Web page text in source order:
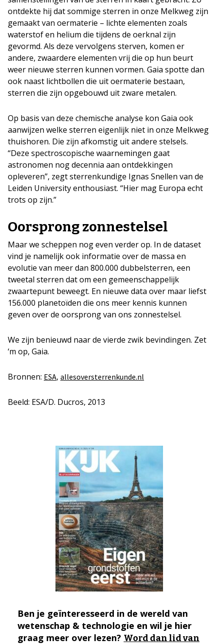
ontdekte hij dat sommige sterren in onze Melkweg zijn
gemaakt van oermaterie – lichte elementen zoals
waterstof en helium die tijdens de oerknal zijn
gevormd. Als deze vervolgens sterven, komen er
andere, zwaardere elementen vrij die op hun beurt
weer nieuwe sterren kunnen vormen. Gaia spotte dan
ook naast lichtbollen die uit oermaterie bestaan,
sterren die zijn opgebouwd uit zware metalen.
Op basis van deze chemische analyse kon Gaia ook
aanwijzen welke sterren eigenlijk niet in onze Melkweg
thuishoren. Die zijn afkomstig uit andere stelsels.
“Deze spectroscopische waarnemingen gaat
astronomen nog decennia aan ontdekkingen
opleveren”, zegt sterrenkundige Ignas Snellen van de
Leiden University enthousiast. “Hier mag Europa echt
trots op zijn.”
Oorsprong zonnestelsel
Maar we scheppen nog even verder op. In de dataset
vind je namelijk ook informatie over de massa en
evolutie van meer dan 800.000 dubbelsterren, een
tweetal sterren dat om een gemeenschappelijk
zwaartepunt beweegt. En nieuwe data over maar liefst
156.000 planetoïden die ons meer kennis kunnen
geven over de oorsprong van ons zonnestelsel.
We zijn benieuwd naar de vierde zwik bevindingen. Zet
‘m op, Gaia.
Bronnen: ESA, allesoversterrenkunde.nl
Beeld: ESA/D. Ducros, 2013
Ben je geïnteresseerd in de wereld van
wetenschap & technologie en wil je hier
graag meer over lezen? Word dan lid van